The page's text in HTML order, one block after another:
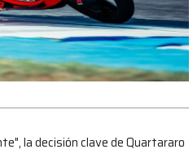
la decisión clave de Quartararo